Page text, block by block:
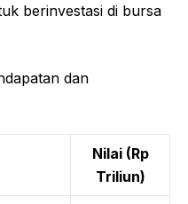
berinvestasi di bursa
dan
Nilai (Rp
Triliun)